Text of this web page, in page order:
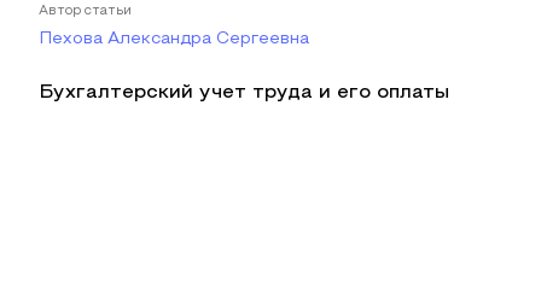
Автор статьи
Пехова Александра Сергеевна
Бухгалтерский учет труда и его оплаты